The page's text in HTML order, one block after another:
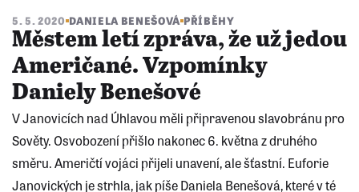
5. 5. 2020 DANIELA BENEŠOVÁ PŘÍBĚHY
Městem letí zpráva, že už jedou
Američané. Vzpomínky
Daniely Benešové
V Janovicích nad Úhlavou měli připravenou slavobránu pro
Sověty. Osvobození přišlo nakonec 6. května z druhého
směru. Američtí vojáci přijeli unavení, ale šťastní. Euforie
Janovických je strhla, jak píše Daniela Benešová, které v té